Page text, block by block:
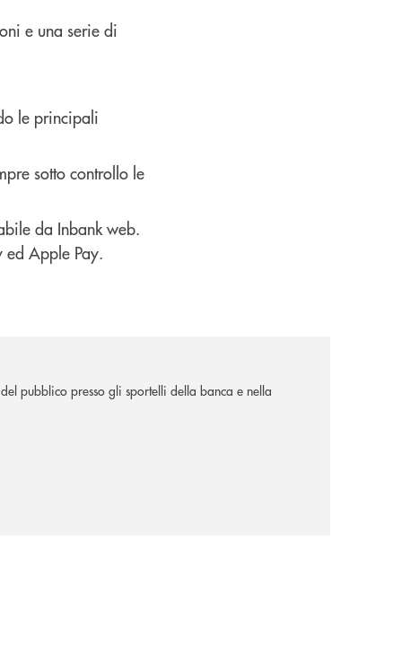
e una serie di
le principali
sotto controllo le
da Inbank web.
ed Apple Pay.
pubblico presso gli sportelli della banca e nella